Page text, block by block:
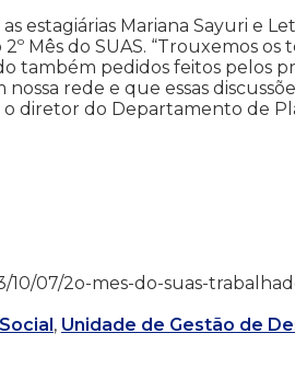
estagiárias Mariana Sayuri e
Mês do SUAS. “Trouxemos os
também pedidos feitos pelos
rede e que essas
diretor do Departamento de
07/2o-mes-do-suas-
, Unidade de Gestão de